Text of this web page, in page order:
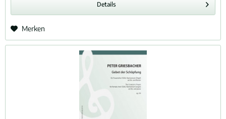
Details
Merken